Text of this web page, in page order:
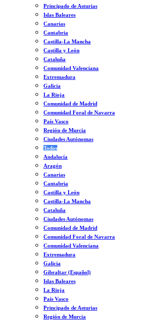
Principado de Asturias
Islas Baleares
Canarias
Cantabria
Castilla-La Mancha
Castilla y León
Cataluña
Comunidad Valenciana
Extremadura
Galicia
La Rioja
Comunidad de Madrid
Comunidad Foral de Navarra
País Vasco
Región de Murcia
Ciudades Autónomas
Todos
Andalucía
Aragón
Canarias
Cantabria
Castilla y León
Castilla-La Mancha
Cataluña
Ciudades Autónomas
Comunidad de Madrid
Comunidad Foral de Navarra
Comunidad Valenciana
Extremadura
Galicia
Gibraltar (Español)
Islas Baleares
La Rioja
País Vasco
Principado de Asturias
Región de Murcia